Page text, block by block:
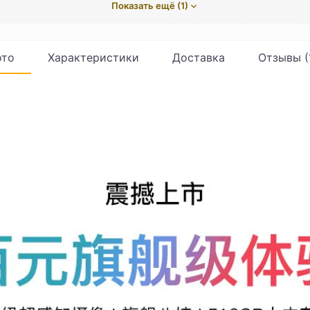
Показать ещё (1)
Характеристики Доставка Отзывы